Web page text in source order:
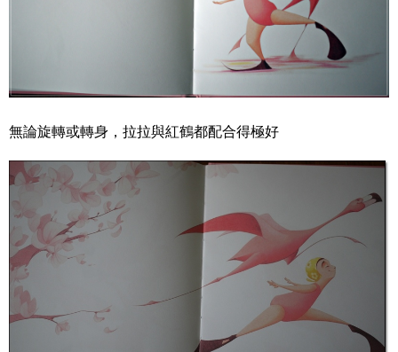
無論旋轉或轉身，拉拉與紅鶴都配合得極好